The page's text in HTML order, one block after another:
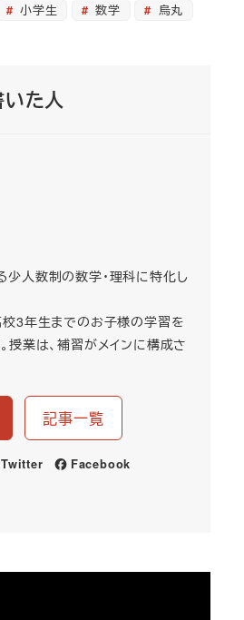
小学生 数学
烏丸
た人
人数制の数学・理科に特化し
3年生までのお子様の学習を
授業は、補習がメインに構成さ
記事一覧
Twitter
Facebook